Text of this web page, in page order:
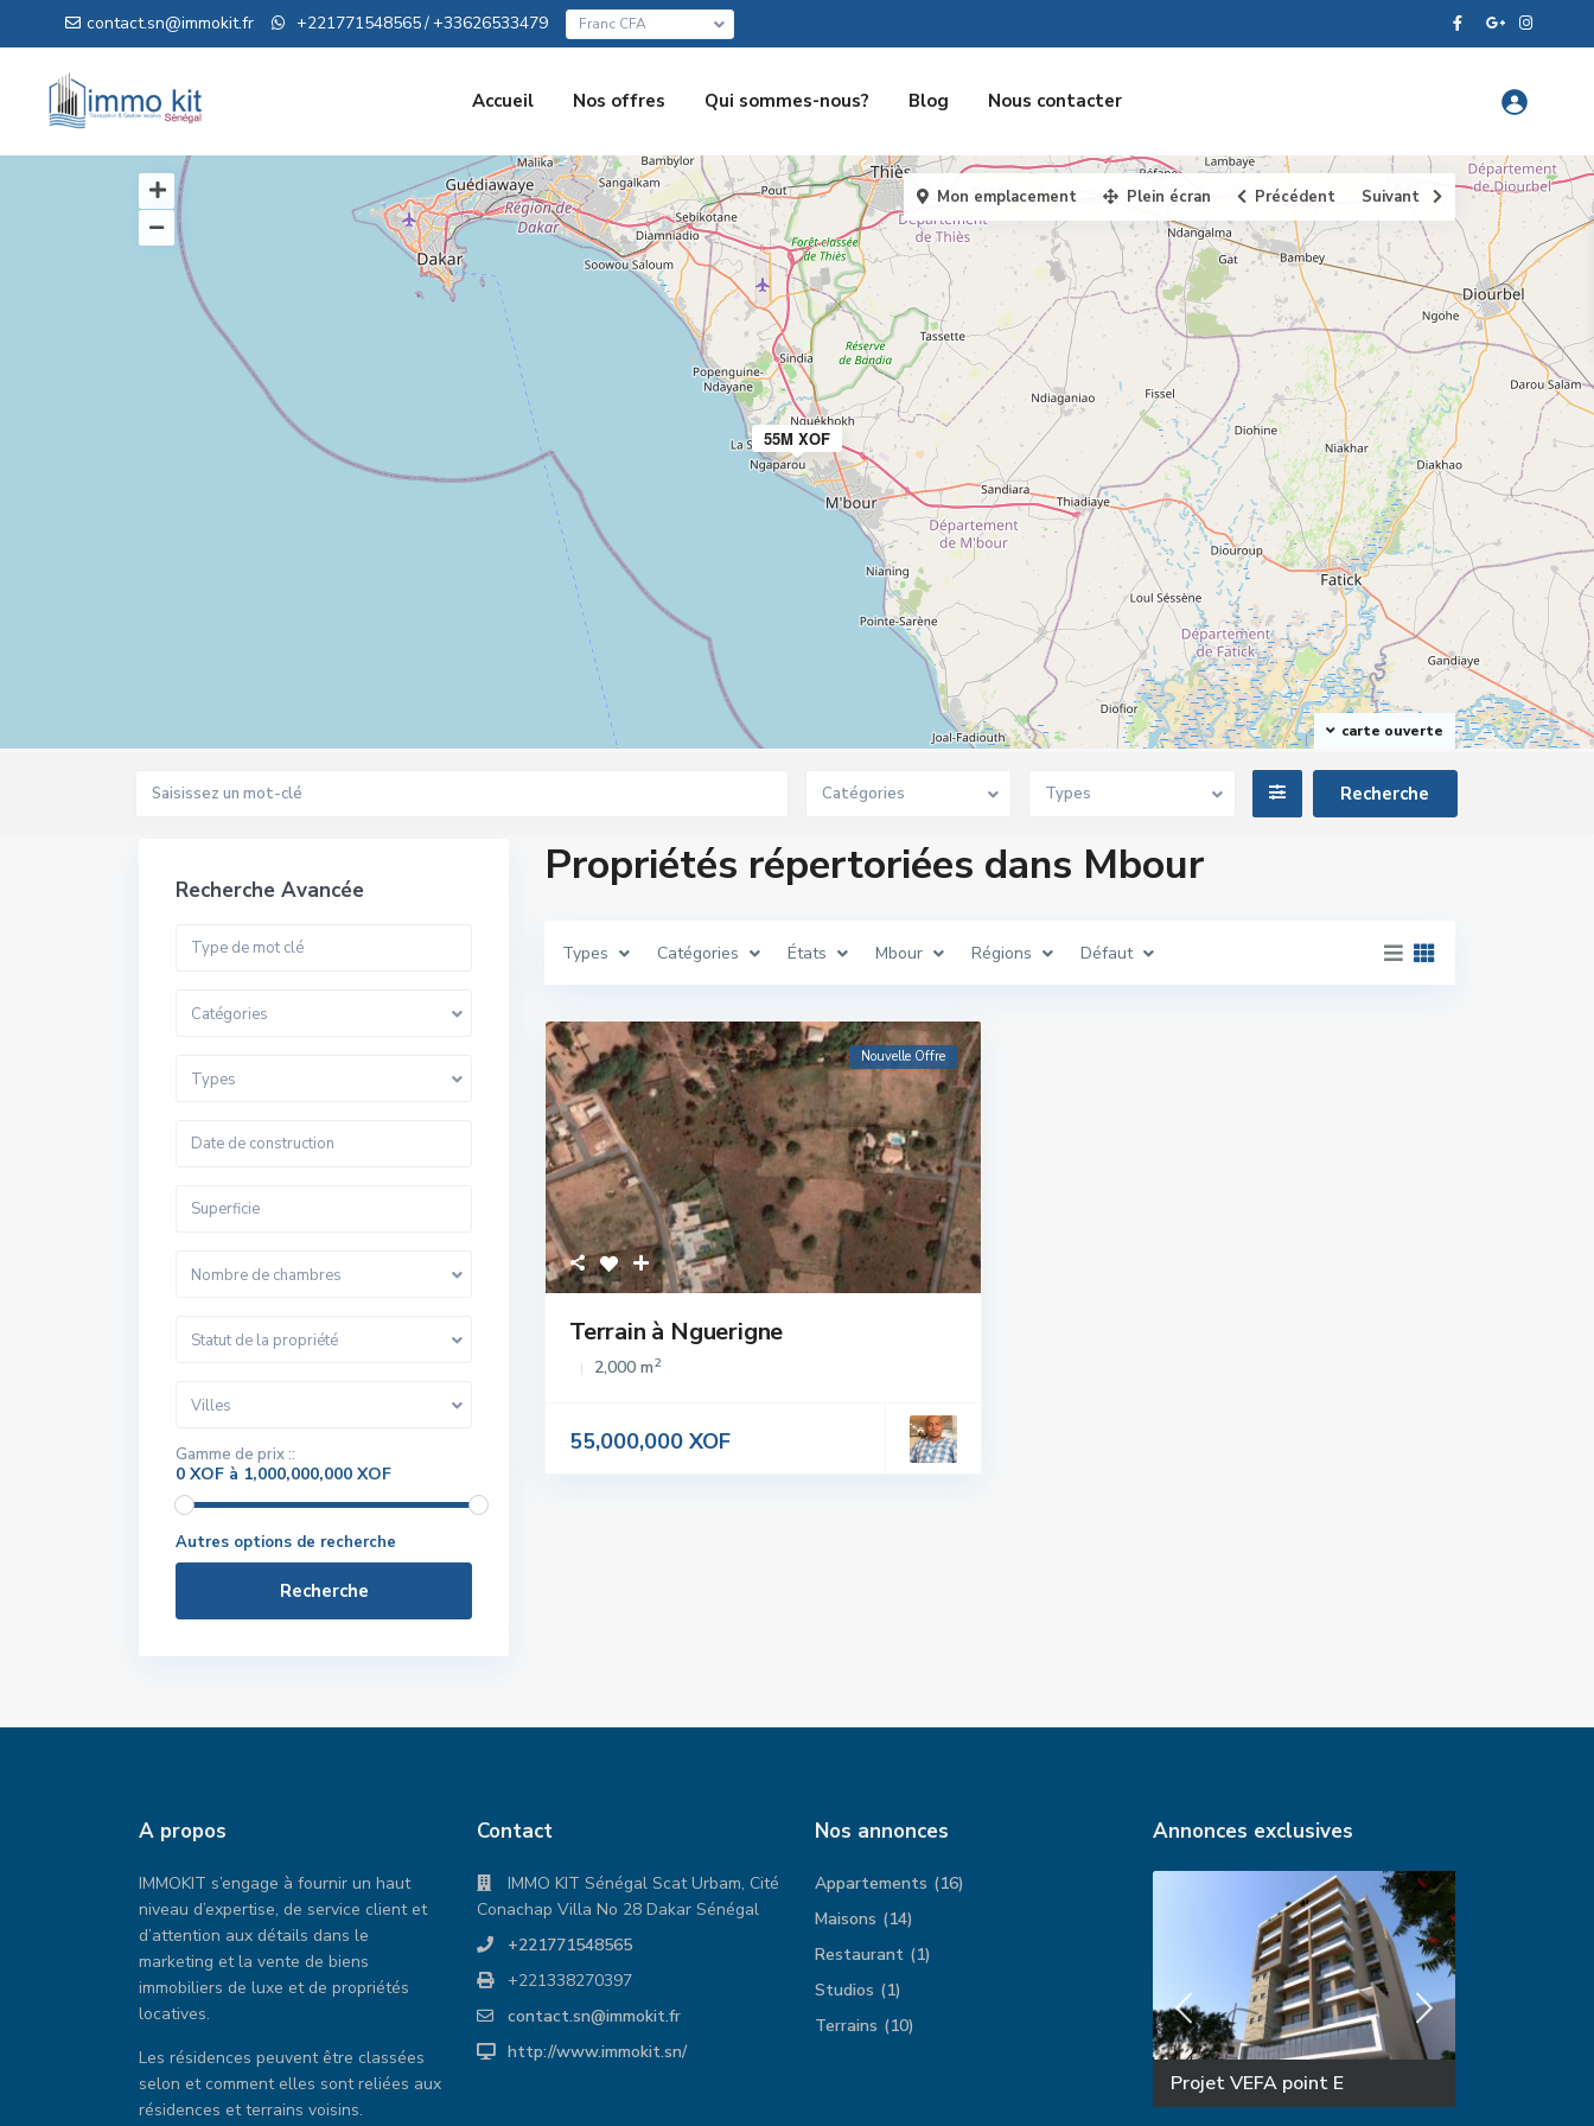
contact.sn@immokit.fr +221771548565/+33626533479 Franc CFA
Accueil Nos offres Qui sommes-nous? Blog Nous contacter
55M XOF
carte ouverte
Mon emplacement Plein écran Précédent Suivant
Catégories Types
Propriétés répertoriées dans Mbour
Types Catégories États Mbour Régions Défaut
Nouvelle Offre
Terrain à Nguerigne
2,000 m2
55,000,000 XOF
Recherche Avancée
Catégories
Types
Nombre de chambres
Statut de la propriété
Villes
Gamme de prix ::
0 XOF à 1,000,000,000 XOF
Autres options de recherche
Recherche
A propos
IMMOKIT s’engage à fournir un haut
niveau d’expertise, de service client et
d’attention aux détails dans le
marketing et la vente de biens
immobiliers de luxe et de propriétés
locatives.
Les résidences peuvent être classées
selon et comment elles sont reliées aux
résidences et terrains voisins.
Contact
IMMO KIT Sénégal Scat Urbam, Cité
Conachap Villa No 28 Dakar Sénégal
+221771548565
+221338270397
contact.sn@immokit.fr
http://www.immokit.sn/
Nos annonces
Appartements (16)
Maisons (14)
Restaurant (1)
Studios (1)
Terrains (10)
Annonces exclusives
vendre en 2ème ligne
Villa à vendre à HLM LAS
PALMAS Guediawaye
Projet VEFA point E